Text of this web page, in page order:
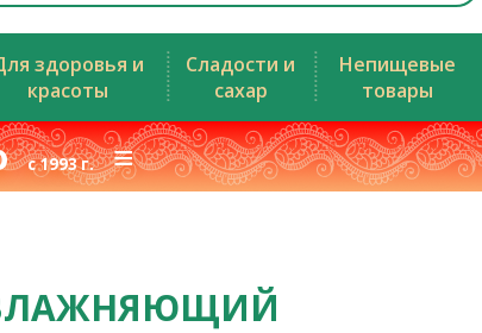
здоровья и
красоты
Сладости и
сахар
Непищевые
товары
с 1993 г.≡